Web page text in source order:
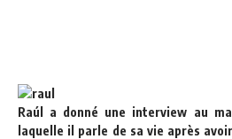
Raúl a donné une interview au
laquelle il parle de sa vie après